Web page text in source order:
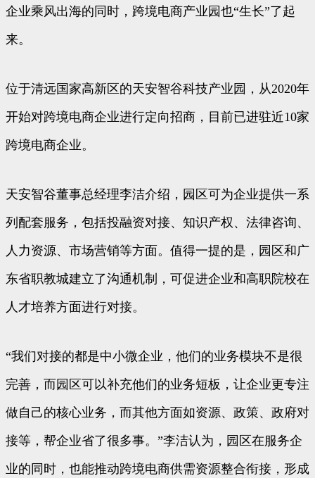
企业乘风出海的同时，跨境电商产业园也“生长”了起
来。
位于清远国家高新区的天安智谷科技产业园，从2020年
开始对跨境电商企业进行定向招商，目前已进驻近10家
跨境电商企业。
天安智谷董事总经理李洁介绍，园区可为企业提供一系
列配套服务，包括投融资对接、知识产权、法律咨询、
人力资源、市场营销等方面。值得一提的是，园区和广
东省职教城建立了沟通机制，可促进企业和高职院校在
人才培养方面进行对接。
“我们对接的都是中小微企业，他们的业务模块不是很
完善，而园区可以补充他们的业务短板，让企业更专注
做自己的核心业务，而其他方面如资源、政策、政府对
接等，帮企业省了很多事。”李洁认为，园区在服务企
业的同时，也能推动跨境电商供需资源整合衔接，形成